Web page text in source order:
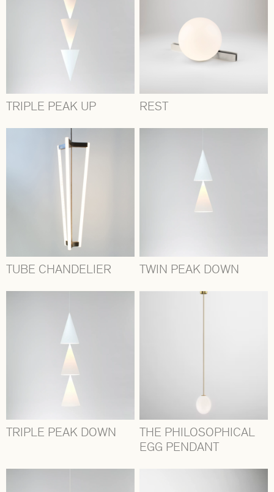
TRIPLE PEAK UP REST
TUBE CHANDELIER TWIN PEAK DOWN
TRIPLE PEAK DOWN
THE PHILOSOPHICAL
EGG PENDANT